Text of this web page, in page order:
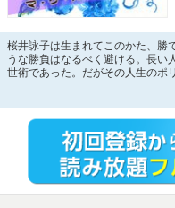
桜井詠子は生まれてこのかた、勝
うな勝負はなるべく避ける。長い
世術であった。だがその人生のポ
とになる。27歳で課長のイス目
ことによって……。表題作の他、
＆サスペンス＆ロマンスの名作
月玲子先生がお贈りする働く大